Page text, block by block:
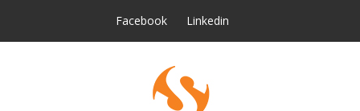
Facebook Linkedin